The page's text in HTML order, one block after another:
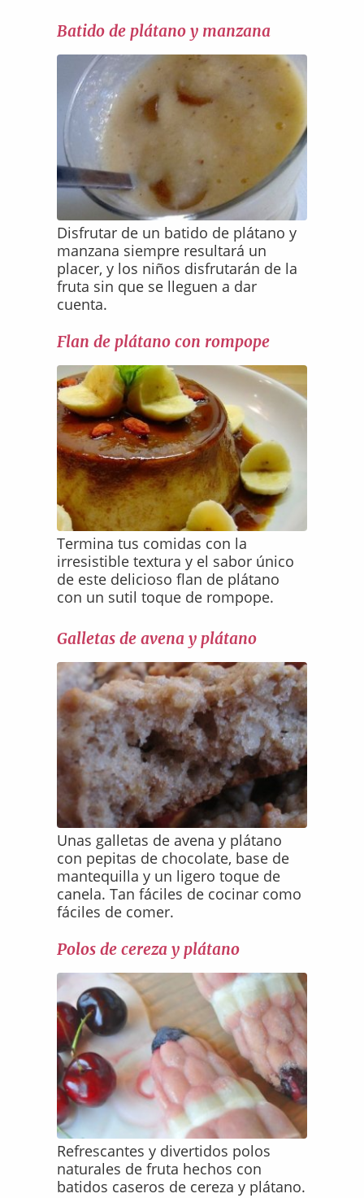
Batido de plátano y manzana
Disfrutar de un batido de plátano y
manzana siempre resultará un
placer, y los niños disfrutarán de la
fruta sin que se lleguen a dar
cuenta.
Flan de plátano con rompope
Termina tus comidas con la
irresistible textura y el sabor único
de este delicioso flan de plátano
con un sutil toque de rompope.
Galletas de avena y plátano
Unas galletas de avena y plátano
con pepitas de chocolate, base de
mantequilla y un ligero toque de
canela. Tan fáciles de cocinar como
fáciles de comer.
Polos de cereza y plátano
Refrescantes y divertidos polos
naturales de fruta hechos con
batidos caseros de cereza y plátano.